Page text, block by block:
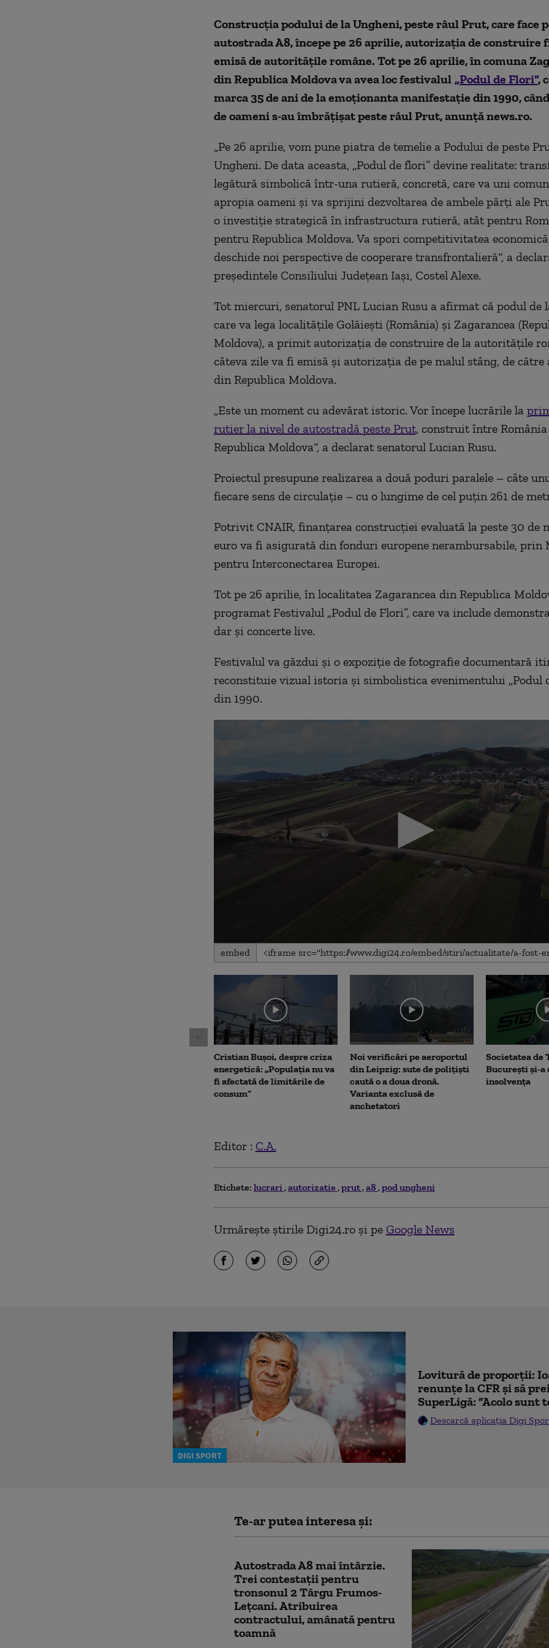
Construcţia podului de la Ungheni, peste râul Prut, care face
autostrada A8, începe pe 26 aprilie, autorizaţia de construire
emisă de autorităţile române. Tot pe 26 aprilie, în comuna
din Republica Moldova va avea loc festivalul „Podul de Flori“,
marca 35 de ani de la emoţionanta manifestaţie din 1990,
de oameni s-au îmbrăţişat peste râul Prut, anunță news.ro.
„Pe 26 aprilie, vom pune piatra de temelie a Podului de peste
Ungheni. De data aceasta, „Podul de flori” devine realitate:
legătură simbolică într-una rutieră, concretă, care va uni
apropia oameni şi va sprijini dezvoltarea de ambele părţi ale
o investiţie strategică în infrastructura rutieră, atât pentru
pentru Republica Moldova. Va spori competitivitatea
deschide noi perspective de cooperare transfrontalieră“, a
preşedintele Consiliului Judeţean Iaşi, Costel Alexe.
Tot miercuri, senatorul PNL Lucian Rusu a afirmat că podul de
care va lega localităţile Golăieşti (România) şi Zagarancea
Moldova), a primit autorizaţia de construire de la autorităţile
câteva zile va fi emisă şi autorizaţia de pe malul stâng, de
din Republica Moldova.
„Este un moment cu adevărat istoric. Vor începe lucrările la
rutier la nivel de autostradă peste Prut, construit între
Republica Moldova“, a declarat senatorul Lucian Rusu.
Proiectul presupune realizarea a două poduri paralele – câte
fiecare sens de circulaţie – cu o lungime de cel puţin 261 de
Potrivit CNAIR, finanţarea construcţiei evaluată la peste 30 de
euro va fi asigurată din fonduri europene nerambursabile, prin
pentru Interconectarea Europei.
Tot pe 26 aprilie, în localitatea Zagarancea din Republica
programat Festivalul „Podul de Flori”, care va include
dar şi concerte live.
Festivalul va găzdui şi o expoziţie de fotografie documentară
reconstituie vizual istoria şi simbolistica evenimentului „Podul
din 1990.
0
seconds
5
minutes,
embed
Cristian Bușoi, despre criza
energetică: „Populația nu va
fi afectată de limitările de
consum”
Noi verificări pe aeroportul
din Leipzig: sute de polițiști
caută o a doua dronă.
Varianta exclusă de
anchetatori
Societatea de
București și-a
insolvența
Editor : C.A.
Etichete: lucrari autorizatie prut a8 pod ungheni
Urmărește știrile Digi24.ro și pe Google News
DIGI SPORT
Lovitură de proporții:
renunțe la CFR și să
SuperLigă: ”Acolo sunt
Descarcă aplicația Digi
Te-ar putea interesa și:
Autostrada A8 mai întârzie.
Trei contestații pentru
tronsonul 2 Târgu Frumos-
Leţcani. Atribuirea
contractului, amânată pentru
toamnă